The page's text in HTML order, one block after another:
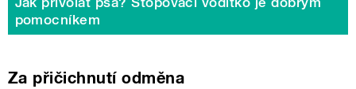
pomocníkem
Za přičichnutí odměna